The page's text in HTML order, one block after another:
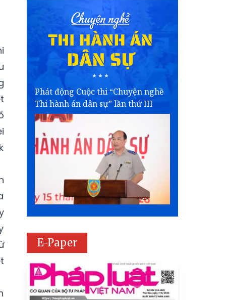
Phát động Cuộc thi “Chuyện nghề
Thi hành án dân sự” lần thứ III
E-Paper